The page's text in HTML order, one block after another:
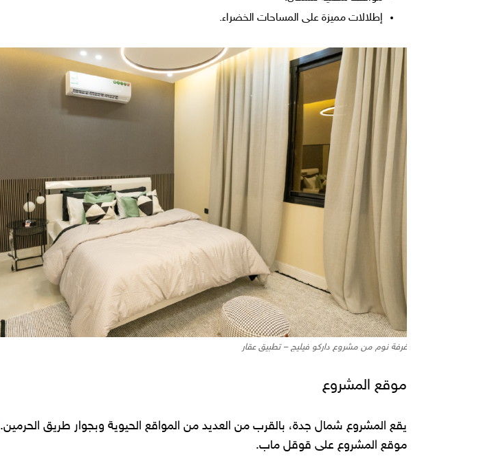
إطلالات مميزة على المساحات الخضراء.
غرفة نوم من مشروع داركو فيليج – تطبيق عقار
موقع المشروع
يقع المشروع شمال جدة، بالقرب من العديد من المواقع الحيوية وبجوار طريق الحرمين.
موقع المشروع على قوقل ماب.